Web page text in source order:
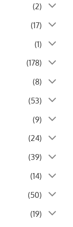
(2)
(17)
(1)
(178)
(8)
(53)
(9)
(24)
(39)
(14)
(50)
(19)